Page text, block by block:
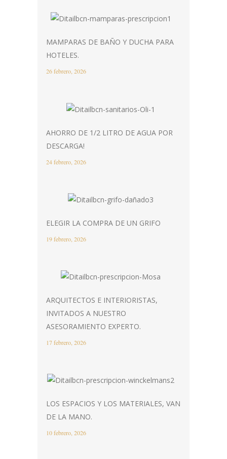
MAMPARAS DE BAÑO Y DUCHA PARA
HOTELES.
26 febrero, 2026
AHORRO DE 1/2 LITRO DE AGUA POR
DESCARGA!
24 febrero, 2026
ELEGIR LA COMPRA DE UN GRIFO
19 febrero, 2026
ARQUITECTOS E INTERIORISTAS,
INVITADOS A NUESTRO
ASESORAMIENTO EXPERTO.
17 febrero, 2026
LOS ESPACIOS Y LOS MATERIALES, VAN
DE LA MANO.
10 febrero, 2026